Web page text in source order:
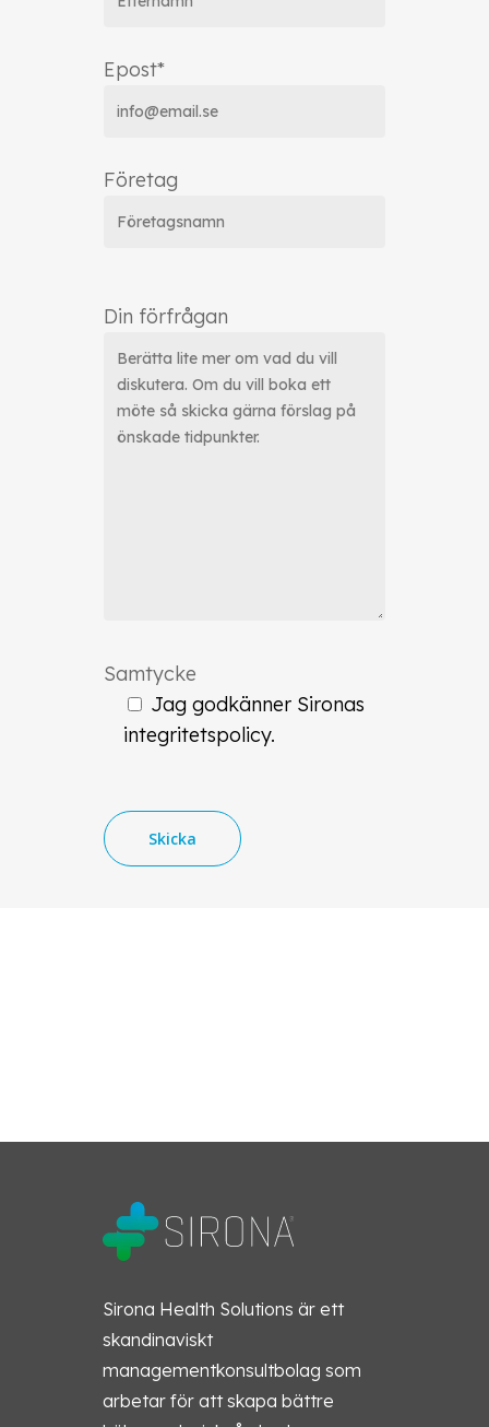
Epost*
Företag
Din förfrågan
Samtycke
Jag godkänner Sironas
integritetspolicy.
Sirona Health Solutions är ett
skandinaviskt
managementkonsultbolag som
arbetar för att skapa bättre